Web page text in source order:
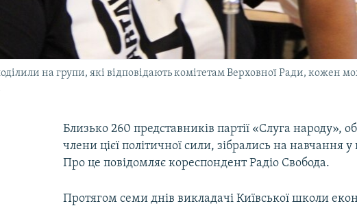
на групи, які відповідають комітетам Верховної Ради, кожен
Близько 260 представників партії «Слуга народу»,
члени цієї політичної сили, зібрались на навчання
Про це повідомляє кореспондент Радіо Свобода.
Протягом семи днів викладачі Київської школи